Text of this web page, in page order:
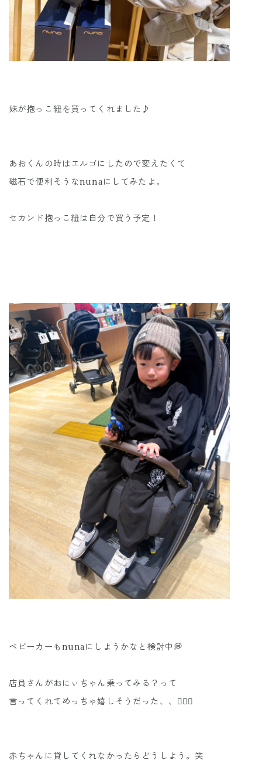
妹が抱っこ紐を買ってくれました♪
あおくんの時はエルゴにしたので変えたくて
磁石で便利そうなnunaにしてみたよ。
セカンド抱っこ紐は自分で買う予定！
ベビーカーもnunaにしようかなと検討中💭
店員さんがおにぃちゃん乗ってみる？って
言ってくれてめっちゃ嬉しそうだった、、🤦🏻‍♀️
赤ちゃんに貸してくれなかったらどうしよう。笑